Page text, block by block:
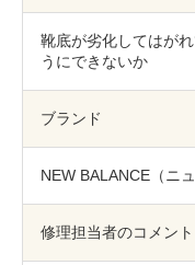
オンライン修理見積も
採用情報
靴底が劣化してはが
うにできないか
ブランド
NEW BALANCE（ニ
修理担当者のコメント